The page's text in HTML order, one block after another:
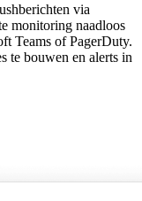
via
monitoring naadloos
Teams of PagerDuty.
te bouwen en alerts in